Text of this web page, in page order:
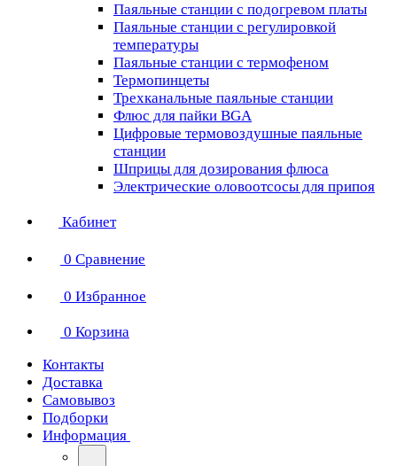
Паяльные станции с подогревом платы
Паяльные станции с регулировкой
температуры
Паяльные станции с термофеном
Термопинцеты
Трехканальные паяльные станции
Флюс для пайки BGA
Цифровые термовоздушные паяльные
станции
Шприцы для дозирования флюса
Электрические оловоотсосы для припоя
Кабинет
0 Сравнение
0 Избранное
0 Корзина
Контакты
Доставка
Самовывоз
Подборки
Информация